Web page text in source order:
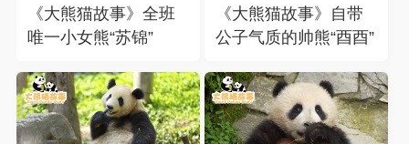
《大熊猫故事》全班
唯一小女熊“苏锦”
《大熊猫故事》自带
公子气质的帅熊“酉酉”